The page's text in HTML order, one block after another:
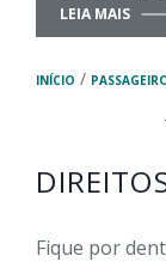
LEIA MAIS
INÍCIO /
Fique por